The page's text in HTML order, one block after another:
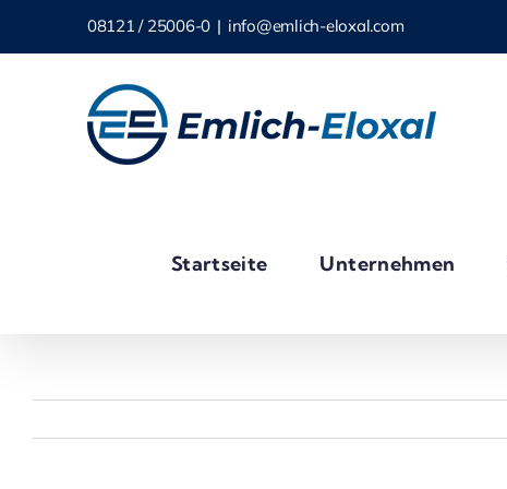
08121 / 25006-0 | info@emlich-eloxal.com
Startseite Unternehmen